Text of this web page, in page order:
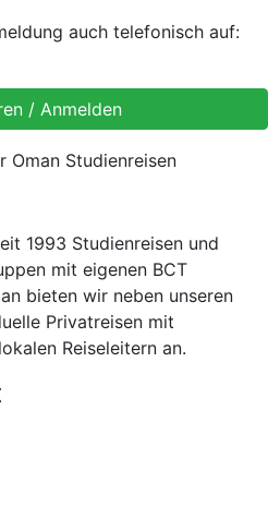
auch telefonisch auf:
1993 Studienreisen und
mit eigenen BCT
bieten wir neben unseren
Privatreisen mit
Reiseleitern an.